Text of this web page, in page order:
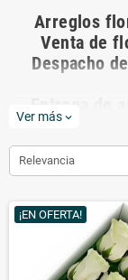
Arreglos
Venta de
Despacho
Los mejores
en el mercado
florales a domicilio
Flores y rosas
Ver más expand_more
Relevancia
¡EN OFERTA!